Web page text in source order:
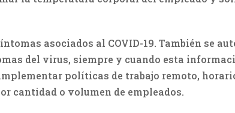
asociados al COVID-19. También se
del virus, siempre y cuando esta
políticas de trabajo remoto,
cantidad o volumen de empleados.